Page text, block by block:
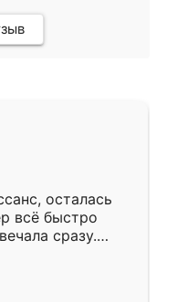
осталась
всё быстро
сразу.
подошёл к
Собрали
даже